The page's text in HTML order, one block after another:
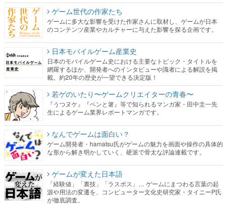
ゲーム世代の作家たち
ゲームに多大な影響を受けた作家さんに取材し、ゲームが日本
のコンテンツ産業やカルチャーに与えた影響を探る企画です。
日本モバイルゲーム産業史
日本のモバイルゲーム史における主要なトピック・タイトルを
網羅するほか、開発者へのインタビューや識者による解説を掲
載。約20年の歴史が一望できる決定版！
若ゲのいたり〜ゲームクリエイターの青春〜
『うつヌケ』『ペンと箸』等で知られるマンガ家・田中圭一先
生によるゲーム業界レポートマンガです。
なんでゲームは面白い？
ゲーム開発者・hamatsu氏がゲームの魅力を画面や操作の具体的
な形から解き明かしていく、硬派で骨太な評論連載です。
ゲームが変えた日本語
「経験値」「裏技」「ラスボス」… ゲームにまつわる言葉の起
源や用法の変遷を、コンピューター文化史研究家・タイニーP氏
が徹底調査。